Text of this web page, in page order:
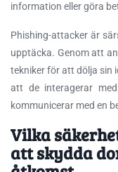
information eller göra
Phishing-attacker är
upptäcka. Genom att
tekniker för att dölja sin
att de interagerar
kommunicerar med en
Vilka
att skydda